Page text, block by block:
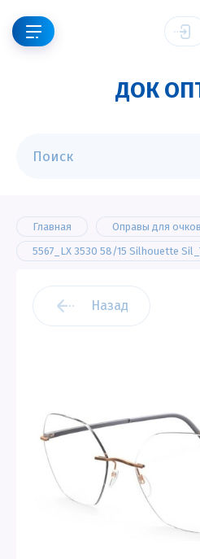
ДОК
Главная Оправы для очков
5567_LX 3530 58/15 Silhouette
Назад